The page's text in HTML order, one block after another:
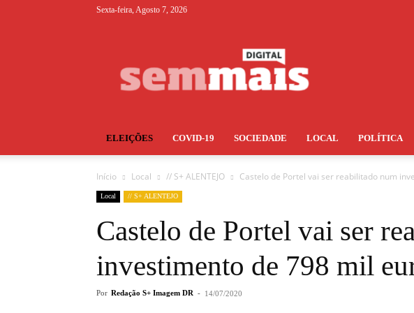
Sexta-feira, Agosto 7, 2026
ELEIÇÕES COVID-19 SOCIEDADE LOCAL POLÍTICA
Início Local // S+ ALENTEJO Castelo de Portel vai ser reabilitado num
Local // S+ ALENTEJO
Castelo de Portel vai ser
investimento de 798 mil
Por Redação S+ Imagem DR - 14/07/2020